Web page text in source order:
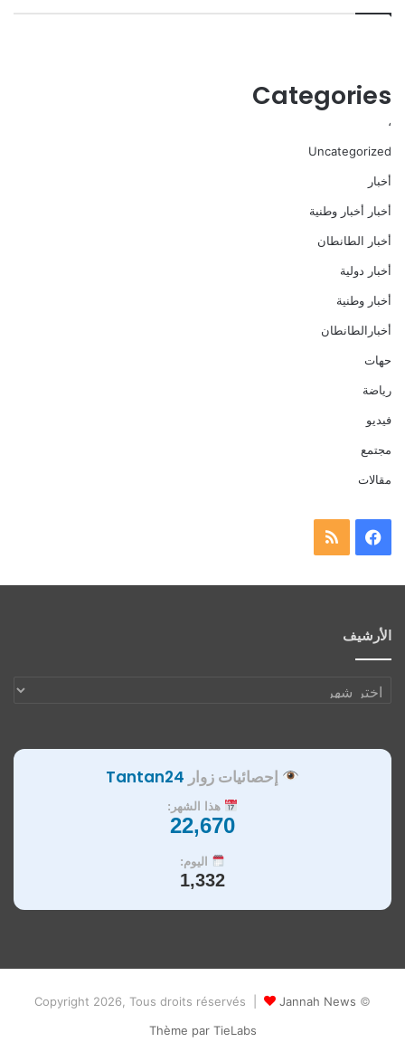
Categories
،
Uncategorized
أخبار
أخبار أخبار وطنية
أخبار الطانطان
أخبار دولية
أخبار وطنية
أخبارالطانطان
حهات
رياضة
فيديو
مجتمع
مقالات
فيسبوكملخص
الأرشيف
الأرشيف
إحصائيات زوار Tantan24
هذا الشهر:
22,670
اليوم:
1,332
© Copyright 2026, Tous droits réservés |
Jannah News
Thème par TieLabs